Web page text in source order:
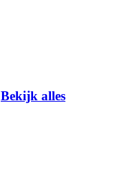
Bekijk alles